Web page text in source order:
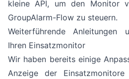
kleine API, um den Monitor
GroupAlarm-Flow zu steuern.
Weiterführende Anleitungen
Ihren Einsatzmonitor
Wir haben bereits einige
Anzeige der Einsatzmonitore